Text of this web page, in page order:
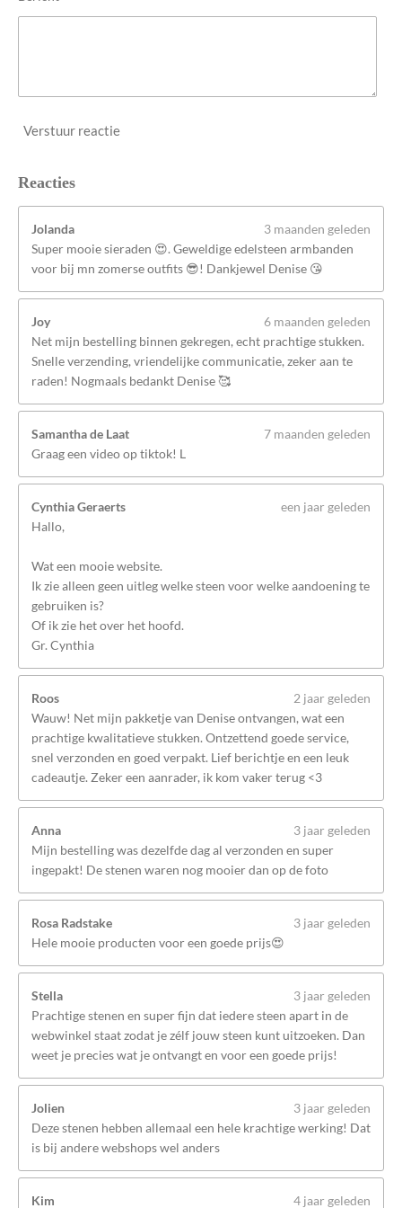
Verstuur reactie
Reacties
Jolanda
3 maanden geleden
Super mooie sieraden 😍. Geweldige edelsteen armbanden
voor bij mn zomerse outfits 😎! Dankjewel Denise 😘
Joy
6 maanden geleden
Net mijn bestelling binnen gekregen, echt prachtige stukken.
Snelle verzending, vriendelijke communicatie, zeker aan te
raden! Nogmaals bedankt Denise 🥰
Samantha de Laat
7 maanden geleden
Graag een video op tiktok! L
Cynthia Geraerts
een jaar geleden
Hallo,
Wat een mooie website.
Ik zie alleen geen uitleg welke steen voor welke aandoening te
gebruiken is?
Of ik zie het over het hoofd.
Gr. Cynthia
Roos
2 jaar geleden
Wauw! Net mijn pakketje van Denise ontvangen, wat een
prachtige kwalitatieve stukken. Ontzettend goede service,
snel verzonden en goed verpakt. Lief berichtje en een leuk
cadeautje. Zeker een aanrader, ik kom vaker terug <3
Anna
3 jaar geleden
Mijn bestelling was dezelfde dag al verzonden en super
ingepakt! De stenen waren nog mooier dan op de foto
Rosa Radstake
3 jaar geleden
Hele mooie producten voor een goede prijs😍
Stella
3 jaar geleden
Prachtige stenen en super fijn dat iedere steen apart in de
webwinkel staat zodat je zélf jouw steen kunt uitzoeken. Dan
weet je precies wat je ontvangt en voor een goede prijs!
Jolien
3 jaar geleden
Deze stenen hebben allemaal een hele krachtige werking! Dat
is bij andere webshops wel anders
Kim 4 jaar geleden